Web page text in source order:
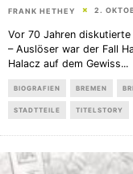
FRANK HETHEY 2.
Vor 70 Jahren
– Auslöser war der Fall
Halacz auf dem Gewiss...
BIOGRAFIEN BREMEN
STADTTEILE TITELSTORY